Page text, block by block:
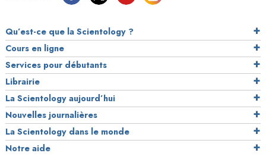
Qu’est-ce que la Scientology ?
Cours en ligne
Services pour débutants
Librairie
La Scientology aujourd’hui
Nouvelles journalières
La Scientology dans le monde
Notre aide